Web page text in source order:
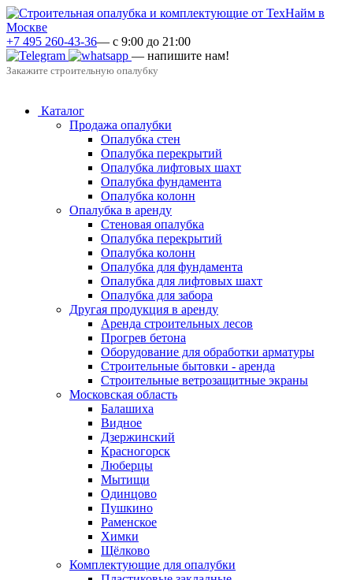
+7 495 260-43-36— с 9:00 до 21:00
— напишите нам!
Закажите строительную опалубку
Каталог
Продажа опалубки
Опалубка стен
Опалубка перекрытий
Опалубка лифтовых шахт
Опалубка фундамента
Опалубка колонн
Опалубка в аренду
Стеновая опалубка
Опалубка перекрытий
Опалубка колонн
Опалубка для фундамента
Опалубка для лифтовых шахт
Опалубка для забора
Другая продукция в аренду
Аренда строительных лесов
Прогрев бетона
Оборудование для обработки арматуры
Строительные бытовки - аренда
Строительные ветрозащитные экраны
Московская область
Балашиха
Видное
Дзержинский
Красногорск
Люберцы
Мытищи
Одинцово
Пушкино
Раменское
Химки
Щёлково
Комплектующие для опалубки